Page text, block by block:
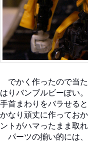
でかく作ったので当
はりバンブルビーぽい。
手首まわりをバラせる
かなり頑丈に作ってお
ントがハマったまま取
パーツの揃い的には